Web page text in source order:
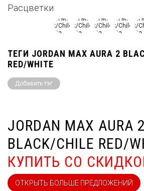
JORDAN MAX AURA 2
BLACK/CHILE RED/
КУПИТЬ СО
ОТКРЫТЬ БОЛЬШЕ ПРЕДЛОЖЕНИЙ
Расцветки
ТЕГИ JORDAN MAX AURA 2
RED/WHITE
Добавить тэг